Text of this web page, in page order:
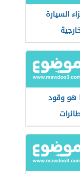
السيارة
هو وقود